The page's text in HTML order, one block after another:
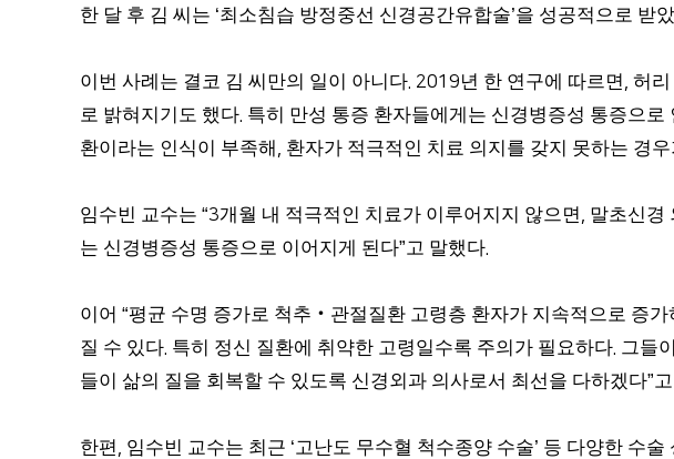
한 달 후 김 씨는 ‘최소침습 방정중선 신경공간유합술’을 성공적으로 받
이번 사례는 결코 김 씨만의 일이 아니다. 2019년 한 연구에 따르면 , 허리
로 밝혀지기도 했다. 특히 만성 통증 환자들에게는 신경병증성 통증으
환이라는 인식이 부족해 , 환자가 적극적인 치료 의지를 갖지 못하는 경
임수빈 교수는 “3개월 내 적극적인 치료가 이루어지지 않으면 , 말초신경
는 신경병증성 통증으로 이어지게 된다”고 말했다.
이어 “평균 수명 증가로 척추 ‧ 관절질환 고령층 환자가 지속적으로 증가
질 수 있다. 특히 정신 질환에 취약한 고령일수록 주의가 필요하다. 그들
들이 삶의 질을 회복할 수 있도록 신경외과 의사로서 최선을 다하겠다”
한편 , 임수빈 교수는 최근 ‘고난도 무수혈 척수종양 수술’ 등 다양한 수술